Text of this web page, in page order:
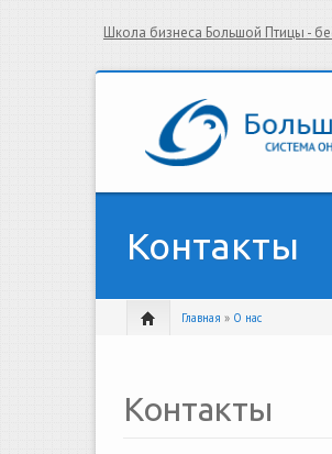
Школа бизнеса Большой Птицы -
Контакты
Главная » О нас
Контакты